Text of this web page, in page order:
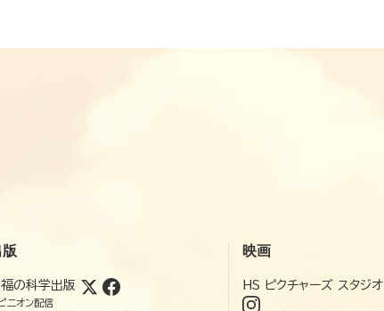
版
の科学出版
ニオン配信
映画
HS ピクチャーズ スタジオ